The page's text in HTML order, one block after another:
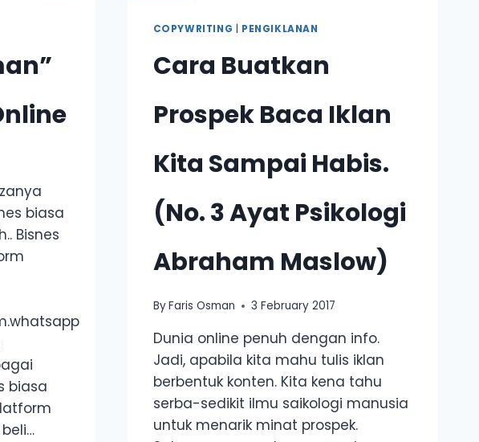
biasa
Bisnes
biasa
COPYWRITING PENGIKLANAN
Cara Buatkan
Prospek Baca Iklan
Kita Sampai Habis.
(No. 3 Ayat Psikologi
Abraham Maslow)
ByFaris Osman 3 February 2017
Dunia online penuh dengan info.
Jadi, apabila kita mahu tulis iklan
berbentuk konten. Kita kena tahu
serba-sedikit ilmu saikologi manusia
untuk menarik minat prospek.